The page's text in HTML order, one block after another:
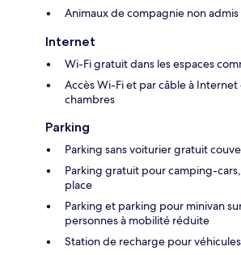
Animaux de compagnie non admis
Internet
Wi-Fi gratuit dans les espaces
Accès Wi-Fi et par câble à
chambres
Parking
Parking sans voiturier gratuit
Parking gratuit pour camping-
place
Parking et parking pour minivan
personnes à mobilité réduite
Station de recharge pour